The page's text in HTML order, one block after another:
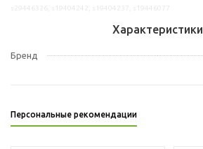
Характеристики
Бренд
Персональные рекомендации